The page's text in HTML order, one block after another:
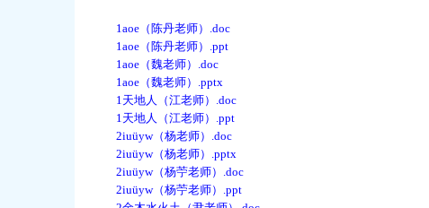
1aoe（陈丹老师）.doc
1aoe（陈丹老师）.ppt
1aoe（魏老师）.doc
1aoe（魏老师）.pptx
1天地人（江老师）.doc
1天地人（江老师）.ppt
2iuüyw（杨老师）.doc
2iuüyw（杨老师）.pptx
2iuüyw（杨苧老师）.doc
2iuüyw（杨苧老师）.ppt